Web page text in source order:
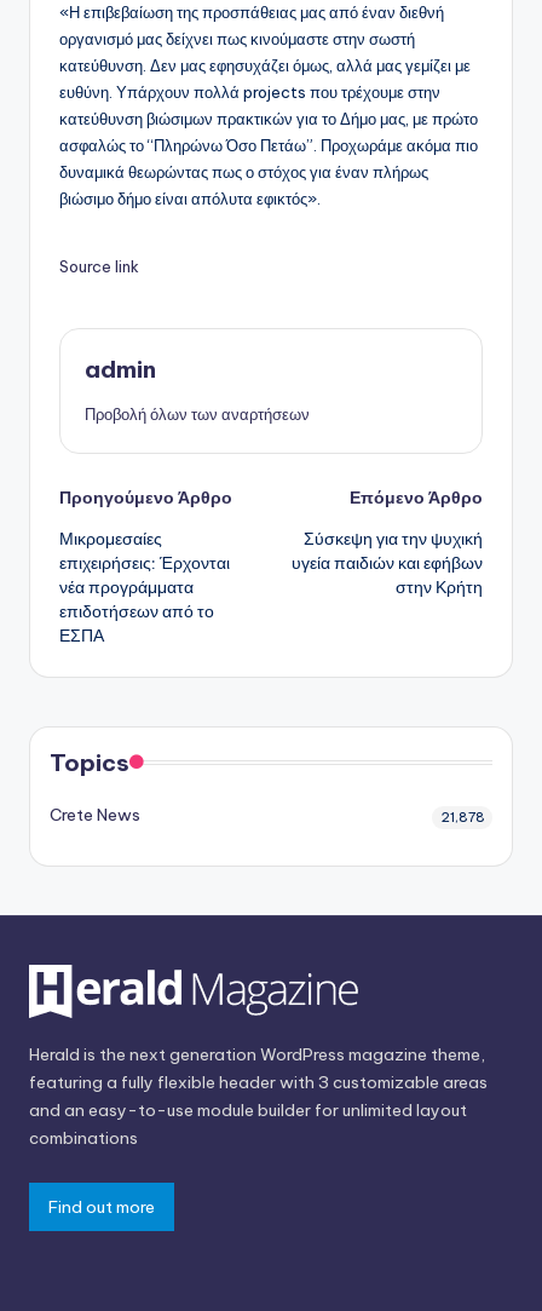
«Η επιβεβαίωση της προσπάθειας μας από έναν διεθνή
οργανισμό μας δείχνει πως κινούμαστε στην σωστή
κατεύθυνση. Δεν μας εφησυχάζει όμως, αλλά μας γεμίζει με
ευθύνη. Υπάρχουν πολλά projects που τρέχουμε στην
κατεύθυνση βιώσιμων πρακτικών για το Δήμο μας, με πρώτο
ασφαλώς το “Πληρώνω Όσο Πετάω”. Προχωράμε ακόμα πιο
δυναμικά θεωρώντας πως ο στόχος για έναν πλήρως
βιώσιμο δήμο είναι απόλυτα εφικτός».
Source link
admin
Προβολή όλων των αναρτήσεων
Πλοήγηση
δημοσιεύσεων
Προηγούμενο Άρθρο
Μικρομεσαίες
επιχειρήσεις: Έρχονται
νέα προγράμματα
επιδοτήσεων από το
ΕΣΠΑ
Επόμενο Άρθρο
Σύσκεψη για την ψυχική
υγεία παιδιών και εφήβων
στην Κρήτη
Topics
Crete News 21,878
Herald is the next generation WordPress magazine theme,
featuring a fully flexible header with 3 customizable areas
and an easy-to-use module builder for unlimited layout
combinations
Find out more